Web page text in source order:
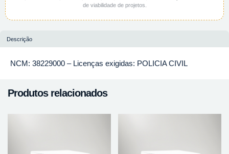
de viabilidade de projetos.
Descrição
NCM: 38229000 – Licenças exigidas: POLICIA CIVIL
Produtos relacionados